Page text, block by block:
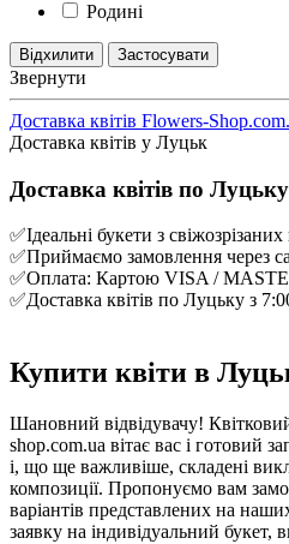
Родині
Звернути
Доставка квітів Flowers-
Доставка квітів у Луцьк
Доставка квітів по
✅Ідеальні букети з
✅Приймаємо замовлення через
✅Оплата: Картою VISA /
✅Доставка квітів по Луцьку з
Купити квіти в
Шановний відвідувачу!
shop.com.ua вітає вас і готовий
і, що ще важливіше, складені
композиції. Пропонуємо вам
варіантів представлених на
заявку на індивідуальний букет,